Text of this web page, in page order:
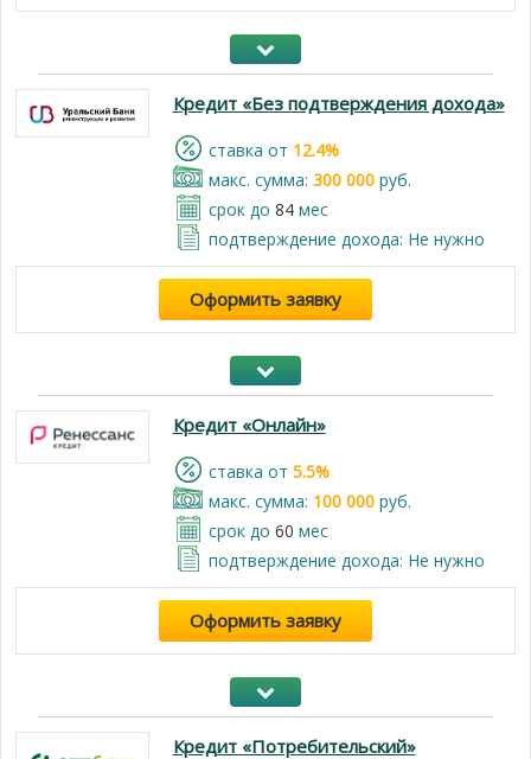
Кредит «Без подтверждения дохода»
cтавка от 12.4%
макс. сумма: 300 000руб.
срок до 84мес
подтверждение дохода: Не нужно
Оформить заявку
Кредит «Онлайн»
cтавка от 5.5%
макс. сумма: 100 000руб.
срок до 60 мес
подтверждение дохода: Не нужно
Оформить заявку
Кредит «Потребительский»